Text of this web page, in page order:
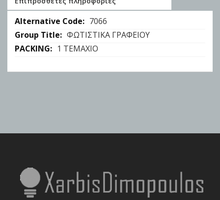
Επιπρόσθετες
πληροφορίες
7066
ΦΩΤΙΣΤΙΚΑ ΓΡΑΦΕΙΟΥ
1 ΤΕΜΑΧΙΟ